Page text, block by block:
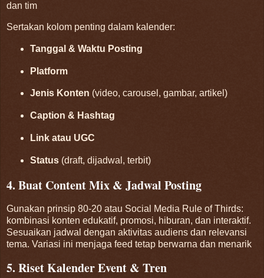
dan tim
Sertakan kolom penting dalam kalender:
Tanggal & Waktu Posting
Platform
Jenis Konten (video, carousel, gambar, artikel)
Caption & Hashtag
Link atau UGC
Status(draft, dijadwal, terbit)
4. Buat Content Mix & Jadwal Posting
Gunakan prinsip 80-20 atau Social Media Rule of Thirds:
kombinasi konten edukatif, promosi, hiburan, dan interaktif.
Sesuaikan jadwal dengan aktivitas audiens dan relevansi
tema. Variasi ini menjaga feed tetap berwarna dan menarik
5. Riset Kalender Event & Tren